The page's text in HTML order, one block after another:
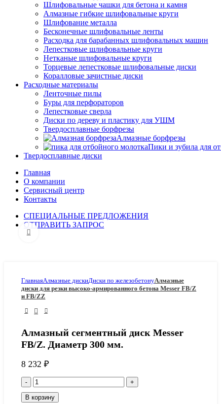
Шлифовальные чашки для бетона и камня
Алмазные гибкие шлифовальные круги
Шлифование металла
Бесконечные шлифовальные ленты
Расходка для барабанных шлифовальных машин
Лепестковые шлифовальные круги
Нетканые шлифовальные круги
Торцевые лепестковые шлифовальные диски
Коралловые зачистные диски
Расходные материалы
Ленточные пилы
Буры для перфораторов
Лепестковые сверла
Диски по дереву и пластику для УШМ
Твердосплавные борфрезы
Алмазные борфрезы
Пики и зубила для
Твердосплавные диски
Главная
О компании
Сервисный центр
Контакты
СПЕЦИАЛЬНЫЕ ПРЕДЛОЖЕНИЯ
ОТПРАВИТЬ ЗАПРОС
ГлавнаяАлмазные дискиДиски по железобетонуАлмазные
диски для резки высоко-армированного бетона Messer FB/Z
и FB/ZZ
Алмазный сегментный диск Messer
FB/Z. Диаметр 300 мм.
8 232 ₽
Количество
товара
Алмазный
В корзину